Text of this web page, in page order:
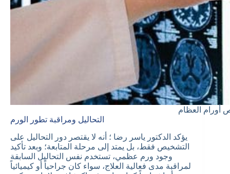
أورام العظام
التحاليل ومراقبة تطور الورم
يؤكد الدكتور ياسر رضا ؛ أنه لا يقتصر دور التحاليل على
التشخيص فقط، بل يمتد إلى مرحلة المتابعة؛ وبعد تأكيد
وجود ورم عظمي، تستخدم نفس التحاليل السابقة
لمراقبة مدى فعالية العلاج، سواء كان جراحياً أو كيميائياً